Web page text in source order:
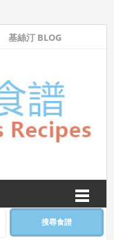
基絲汀 BLOG
搜尋食譜